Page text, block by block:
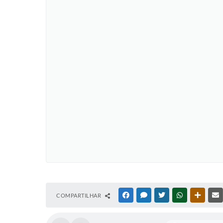
COMPARTILHAR FACEBOOKMESSENGER
TWITTERWHATSAPP